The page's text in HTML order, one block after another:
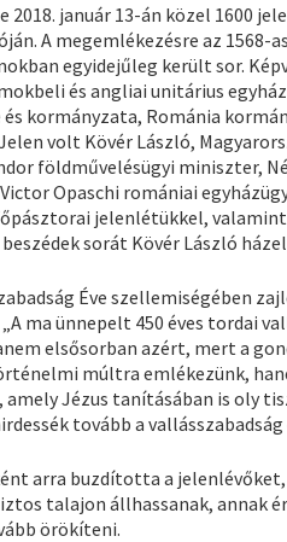
január 13-án közel 1600
A megemlékezésre az 1568-
egyidejűleg került sor.
és angliai unitárius
kormányzata, Románia
volt Kövér László,
földművelésügyi miniszter,
Opaschi romániai
jelenlétükkel,
sorát Kövér László
Éve szellemiségében
ma ünnepelt 450 éves tordai
elsősorban azért, mert a
múltra emlékezünk,
Jézus tanításában is oly
tovább a
arra buzdította a
talajon állhassanak, annak
örökíteni.